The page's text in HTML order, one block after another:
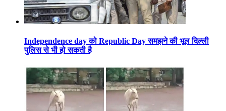
Independence day को Republic Day समझने की भूल दिल्ली
पुलिस से भी हो सकती है